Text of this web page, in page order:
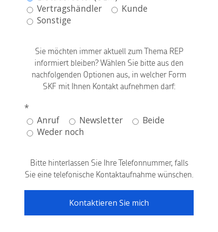
Vertragshändler
Kunde
Sonstige
Sie möchten immer aktuell zum Thema REP
informiert bleiben? Wählen Sie bitte aus den
nachfolgenden Optionen aus, in welcher Form
SKF mit Ihnen Kontakt aufnehmen darf:
*
Anruf
Newsletter
Beide
Weder noch
Bitte hinterlassen Sie Ihre Telefonnummer, falls
Sie eine telefonische Kontaktaufnahme wünschen.
Kontaktieren Sie mich